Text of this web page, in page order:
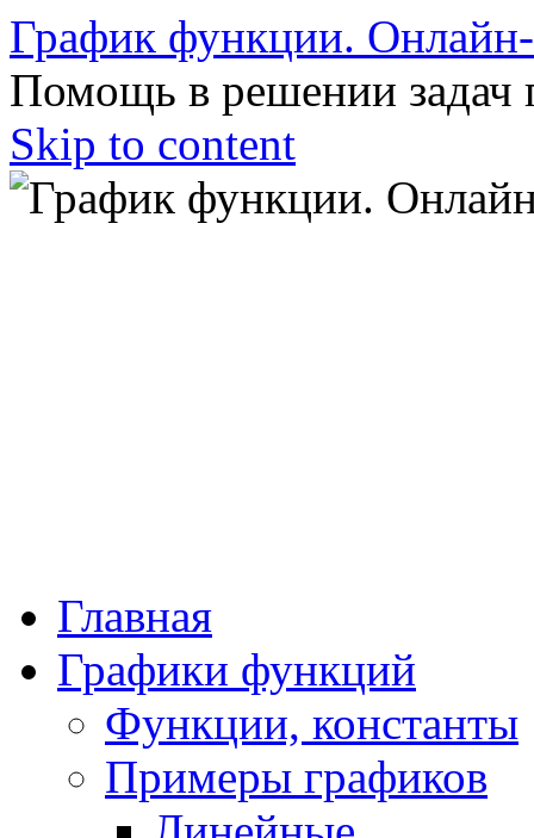
График функции.
Помощь в решении задач
Skip to content
Главная
Графики функций
Функции, константы
Примеры графиков